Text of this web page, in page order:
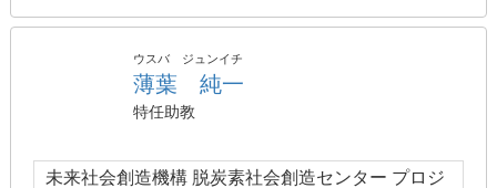
ウスバ ジュンイチ
薄葉 純一
特任助教
未来社会創造機構 脱炭素社会創造センター プロジ